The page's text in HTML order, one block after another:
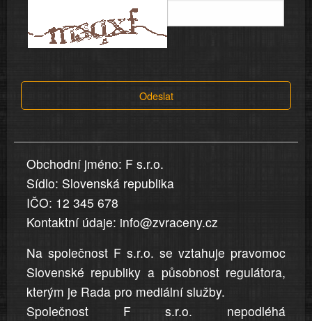
informace
v
uvedena,
jsou
přesná
a
úplná
Odeslat
Obchodní jméno: F s.r.o.
Sídlo: Slovenská republika
IČO: 12 345 678
Kontaktní údaje: info@zvraceny.cz
Na společnost F s.r.o. se vztahuje pravomoc
Slovenské republiky a působnost regulátora,
kterým je Rada pro mediální služby.
Společnost F s.r.o. nepodléhá